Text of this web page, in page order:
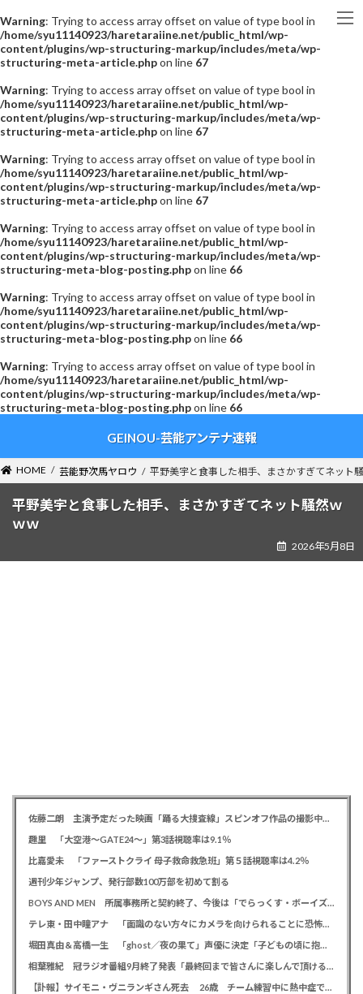
Warning: Trying to access array offset on value of type bool in
/home/syu11140923/haretaraiine.net/public_html/wp-
content/plugins/wp-structuring-markup/includes/meta/wp-
structuring-meta-article.phpon line 67
Warning: Trying to access array offset on value of type bool in
/home/syu11140923/haretaraiine.net/public_html/wp-
content/plugins/wp-structuring-markup/includes/meta/wp-
structuring-meta-article.phpon line 67
Warning: Trying to access array offset on value of type bool in
/home/syu11140923/haretaraiine.net/public_html/wp-
content/plugins/wp-structuring-markup/includes/meta/wp-
structuring-meta-article.phpon line 67
Warning: Trying to access array offset on value of type bool in
/home/syu11140923/haretaraiine.net/public_html/wp-
content/plugins/wp-structuring-markup/includes/meta/wp-
structuring-meta-blog-posting.phpon line 66
Warning: Trying to access array offset on value of type bool in
/home/syu11140923/haretaraiine.net/public_html/wp-
content/plugins/wp-structuring-markup/includes/meta/wp-
structuring-meta-blog-posting.phpon line 66
Warning: Trying to access array offset on value of type bool in
/home/syu11140923/haretaraiine.net/public_html/wp-
content/plugins/wp-structuring-markup/includes/meta/wp-
structuring-meta-blog-posting.phpon line 66
ン
ツ
ー
シ
GEINOU-芸能アンテナ速報
HOME 芸能野次馬ヤロウ 平野美宇と食事した相手、まさかすぎてネット
平野美宇と食事した相手、まさかすぎてネット騒然ｗ
ｗｗ
2026年5月8日
佐藤二朗 主演予定だった映画「踊る大捜査線」スピンオフ作品の撮影中止が正式に決定か
趣里 「大空港～GATE24～」第3話視聴率は9.1％
比嘉愛未 「ファーストクライ 母子救命救急班」第５話視聴率は4.2％
週刊少年ジャンプ、発行部数100万部を初めて割る
BOYS AND MEN 所属事務所と契約終了、今後は「でらっくす・ボーイズ」として活動
テレ東・田中瞳アナ 「面識のない方々にカメラを向けられることに恐怖を」 ロケ撮影時に勝手に撮影してくる人に注意喚起
堀田真由＆高橋一生 「ghost／夜の果て」声優に決定「子どもの頃に抱いていた言葉にはできない沢山の感情を思い出しました」
相葉雅紀 冠ラジオ番組9月終了発表「最終回まで皆さんに楽しんで頂ける番組を」、ファンからは悲しみの声
【訃報】サイモニ・ヴニランギさん死去 26歳 チーム練習中に熱中症で搬送 ラグビー・九州電力キューデンヴォルテクス選手